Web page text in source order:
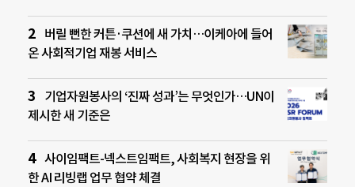
버릴 뻔한 커튼·쿠션에 새 가치…이케아에 들어
온 사회적기업 재봉 서비스
기업자원봉사의 ‘진짜 성과’는 무엇인가…UN이
제시한 새 기준은
사이임팩트-넥스트임팩트, 사회복지 현장을 위
한 AI 리빙랩 업무 협약 체결